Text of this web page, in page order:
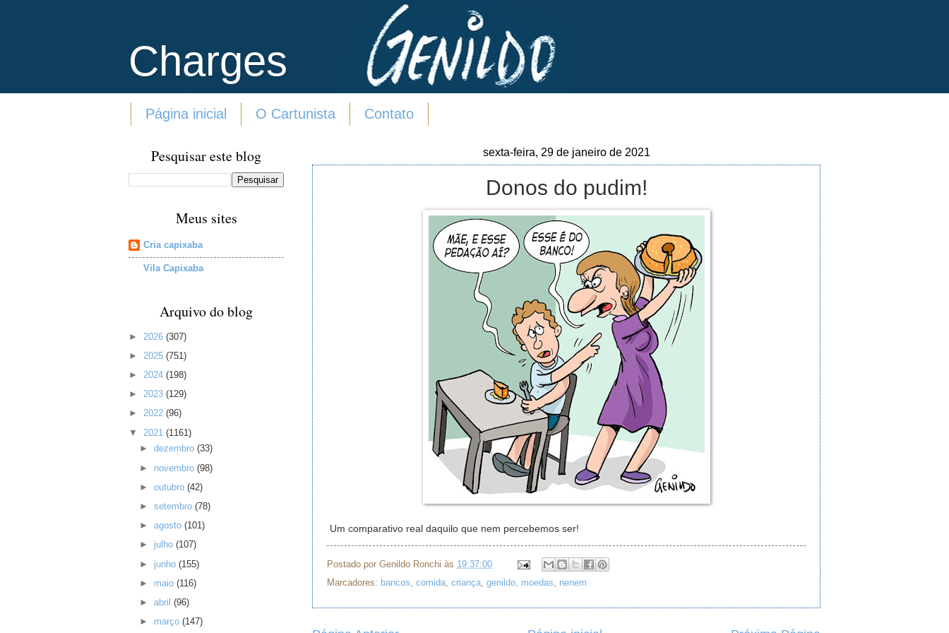
Charges
Página inicial O Cartunista Contato
sexta-feira, 29 de janeiro de 2021
Donos do pudim!
Um comparativo real daquilo que nem percebemos ser!
Postado por Genildo Ronchi às 19:37:00
Marcadores: bancos, comida, criança, genildo, moedas, nenem
Pesquisar este blog
Meus sites
Cria capixaba
Vila Capixaba
Arquivo do blog
► 2026 (307)
► 2025 (751)
► 2024 (198)
► 2023 (129)
► 2022 (96)
▼ 2021 (1161)
►dezembro(33)
► novembro(98)
►outubro(42)
►setembro(78)
►agosto(101)
► julho(107)
► junho(155)
► maio(116)
►abril(96)
► março(147)